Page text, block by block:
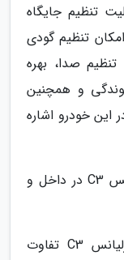
تنظیم جایگاه
تنظیم گودی
صدا، بهره
و همچنین
خودرو اشاره
قیمت و مشخصات ظاهری خودرو برلیانس C3 در داخل و
در حالت کلی فضای داخلی خودرو برلیانس C3 تفاوت